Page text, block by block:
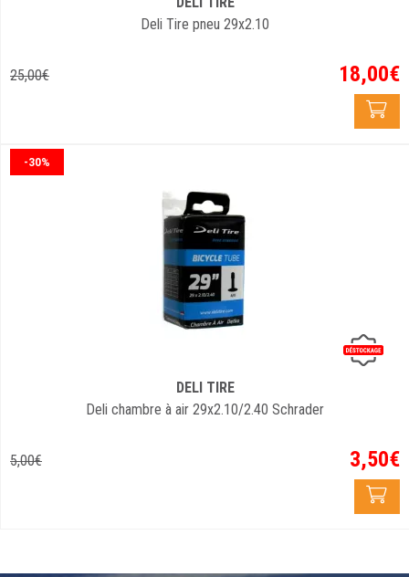
Deli Tire pneu 29x2.10
25,00€ 18,00€
-30%
DELI TIRE
Deli chambre à air 29x2.10/2.40 Schrader
5,00€ 3,50€